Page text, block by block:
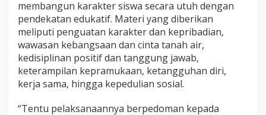
membangun karakter siswa secara utuh dengan
pendekatan edukatif. Materi yang diberikan
meliputi penguatan karakter dan kepribadian,
wawasan kebangsaan dan cinta tanah air,
kedisiplinan positif dan tanggung jawab,
keterampilan kepramukaan, ketangguhan diri,
kerja sama, hingga kepedulian sosial.
“Tentu pelaksanaannya berpedoman kepada